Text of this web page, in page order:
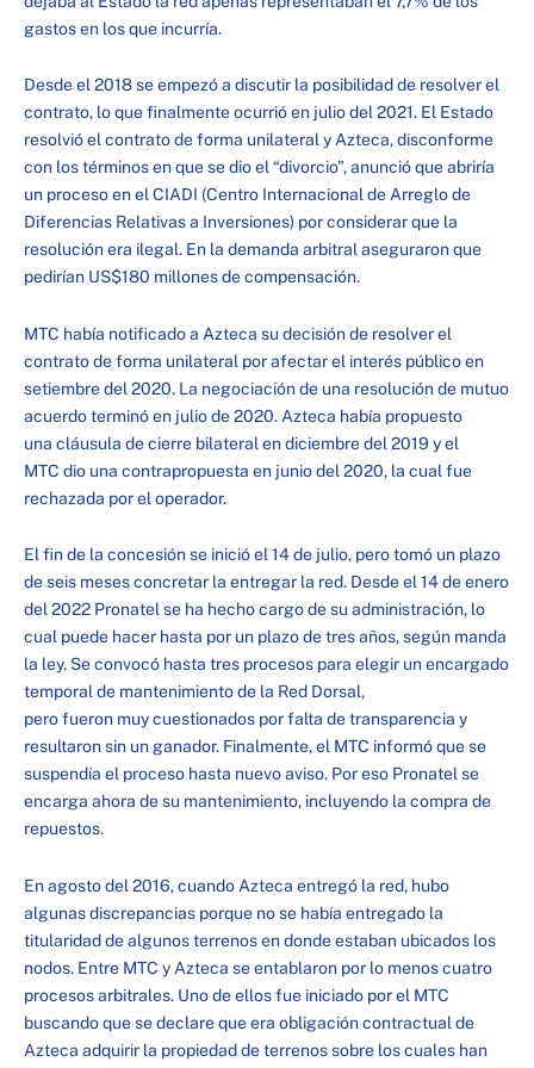
gastos en los que incurría.
Desde el 2018 se empezó a discutir la posibilidad de resolver el
contrato, lo que finalmente ocurrió en julio del 2021. El Estado
resolvió el contrato de forma unilateral y Azteca, disconforme
con los términos en que se dio el “divorcio”, anunció que abriría
un proceso en el CIADI (Centro Internacional de Arreglo de
Diferencias Relativas a Inversiones) por considerar que la
resolución era ilegal. En la demanda arbitral aseguraron que
pedirían US$180 millones de compensación.
MTC había notificado a Azteca su decisión de resolver el
contrato de forma unilateral por afectar el interés público en
setiembre del 2020. La negociación de una resolución de mutuo
acuerdo terminó en julio de 2020. Azteca había propuesto
una cláusula de cierre bilateral en diciembre del 2019 y el
MTC dio una contrapropuesta en junio del 2020, la cual fue
rechazada por el operador.
El fin de la concesión se inició el 14 de julio, pero tomó un plazo
de seis meses concretar la entregar la red. Desde el 14 de enero
del 2022 Pronatel se ha hecho cargo de su administración, lo
cual puede hacer hasta por un plazo de tres años, según manda
la ley. Se convocó hasta tres procesos para elegir un encargado
temporal de mantenimiento de la Red Dorsal,
pero fueron muy cuestionados por falta de transparencia y
resultaron sin un ganador. Finalmente, el MTC informó que se
suspendía el proceso hasta nuevo aviso. Por eso Pronatel se
encarga ahora de su mantenimiento, incluyendo la compra de
repuestos.
En agosto del 2016, cuando Azteca entregó la red, hubo
algunas discrepancias porque no se había entregado la
titularidad de algunos terrenos en donde estaban ubicados los
nodos. Entre MTC y Azteca se entablaron por lo menos cuatro
procesos arbitrales. Uno de ellos fue iniciado por el MTC
buscando que se declare que era obligación contractual de
Azteca adquirir la propiedad de terrenos sobre los cuales han